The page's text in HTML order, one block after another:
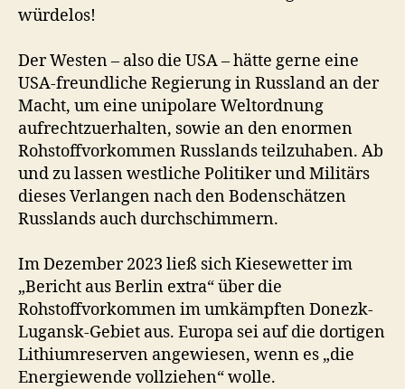
würdelos!
Der Westen – also die USA – hätte gerne eine
USA-freundliche Regierung in Russland an der
Macht, um eine unipolare Weltordnung
aufrechtzuerhalten, sowie an den enormen
Rohstoffvorkommen Russlands teilzuhaben. Ab
und zu lassen westliche Politiker und Militärs
dieses Verlangen nach den Bodenschätzen
Russlands auch durchschimmern.
Im Dezember 2023 ließ sich Kiesewetter im
„Bericht aus Berlin extra“ über die
Rohstoffvorkommen im umkämpften Donezk-
Lugansk-Gebiet aus. Europa sei auf die dortigen
Lithiumreserven angewiesen, wenn es „die
Energiewende vollziehen“ wolle.